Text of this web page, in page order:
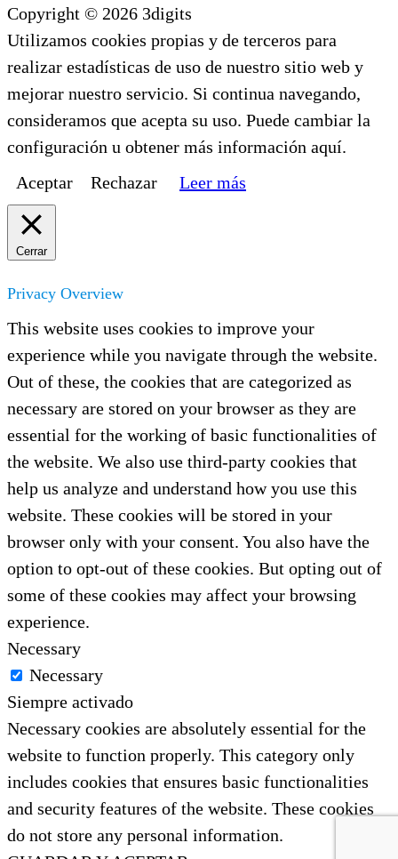
Copyright © 2026 3digits
Utilizamos cookies propias y de terceros para
realizar estadísticas de uso de nuestro sitio web y
mejorar nuestro servicio. Si continua navegando,
consideramos que acepta su uso. Puede cambiar la
configuración u obtener más información aquí.
Aceptar
Rechazar Leer más
Cerrar
Privacy Overview
This website uses cookies to improve your
experience while you navigate through the website.
Out of these, the cookies that are categorized as
necessary are stored on your browser as they are
essential for the working of basic functionalities of
the website. We also use third-party cookies that
help us analyze and understand how you use this
website. These cookies will be stored in your
browser only with your consent. You also have the
option to opt-out of these cookies. But opting out of
some of these cookies may affect your browsing
experience.
Necessary
Necessary
Siempre activado
Necessary cookies are absolutely essential for the
website to function properly. This category only
includes cookies that ensures basic functionalities
and security features of the website. These cookies
do not store any personal information.